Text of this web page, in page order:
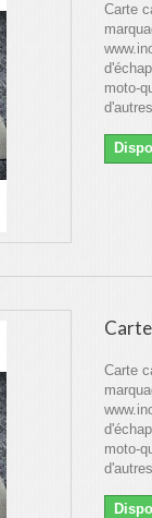
Carte
moto-
Carte
moto-